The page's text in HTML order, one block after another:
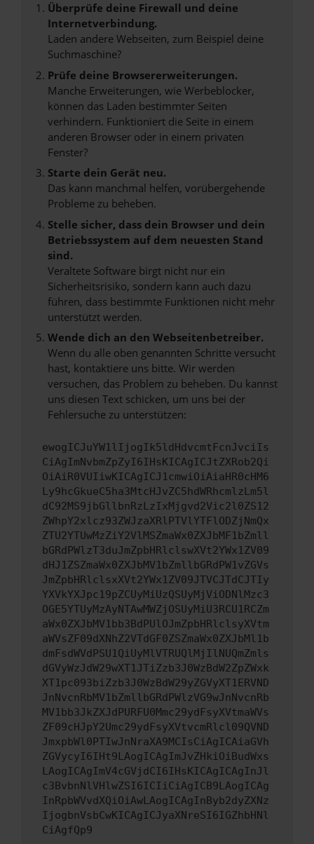
Überprüfe deine Firewall und deine
Internetverbindung.
Laden andere Webseiten, zum Beispiel deine
Suchmaschine?
Prüfe deine Browsererweiterungen.
Manche Erweiterungen, wie Werbeblocker,
können das Laden bestimmter Seiten
verhindern. Funktioniert die Seite in einem
anderen Browser oder in einem privaten
Fenster?
Starte dein Gerät neu.
Das kann manchmal helfen, vorübergehende
Probleme zu beheben.
Stelle sicher, dass dein Browser und dein
Betriebssystem auf dem neuesten Stand
sind.
Veraltete Software birgt nicht nur ein
Sicherheitsrisiko, sondern kann auch dazu
führen, dass bestimmte Funktionen nicht mehr
unterstützt werden.
Wende dich an den Webseitenbetreiber.
Wenn du alle oben genannten Schritte versucht
hast, kontaktiere uns bitte. Wir werden
versuchen, das Problem zu beheben. Du kannst
uns diesen Text schicken, um uns bei der
Fehlersuche zu unterstützen:
ewogICJuYW1lIjogIk5ldHdvcmtFcnJvciIs
CiAgImNvbmZpZyI6IHsKICAgICJtZXRob2Qi
OiAiR0VUIiwKICAgICJ1cmwiOiAiaHR0cHM6
Ly9hcGkueC5ha3MtcHJvZC5hdWRhcmlzLm5l
dC92MS9jbGllbnRzLzIxMjgvd2Vic2l0ZS12
ZWhpY2xlcz93ZWJzaXRlPTVlYTFlODZjNmQx
ZTU2YTUwMzZiY2VlMSZmaWx0ZXJbMF1bZmll
bGRdPWlzT3duJmZpbHRlclswXVt2YWx1ZV09
dHJ1ZSZmaWx0ZXJbMV1bZmllbGRdPW1vZGVs
JmZpbHRlclsxXVt2YWx1ZV09JTVCJTdCJTIy
YXVkYXJpc19pZCUyMiUzQSUyMjViODNlMzc3
OGE5YTUyMzAyNTAwMWZjOSUyMiU3RCU1RCZm
aWx0ZXJbMV1bb3BdPUlOJmZpbHRlclsyXVtm
aWVsZF09dXNhZ2VTdGF0ZSZmaWx0ZXJbMl1b
dmFsdWVdPSU1QiUyMlVTRUQlMjIlNUQmZmls
dGVyWzJdW29wXT1JTiZzb3J0WzBdW2ZpZWxk
XT1pc093biZzb3J0WzBdW29yZGVyXT1ERVND
JnNvcnRbMV1bZmllbGRdPWlzVG9wJnNvcnRb
MV1bb3JkZXJdPURFU0Mmc29ydFsyXVtmaWVs
ZF09cHJpY2Umc29ydFsyXVtvcmRlcl09QVND
JmxpbWl0PTIwJnNraXA9MCIsCiAgICAiaGVh
ZGVycyI6IHt9LAogICAgImJvZHkiOiBudWxs
LAogICAgImV4cGVjdCI6IHsKICAgICAgInJl
c3BvbnNlVHlwZSI6ICIiCiAgICB9LAogICAg
InRpbWVvdXQiOiAwLAogICAgInByb2dyZXNz
IjogbnVsbCwKICAgICJyaXNreSI6IGZhbHNl
CiAgfQp9